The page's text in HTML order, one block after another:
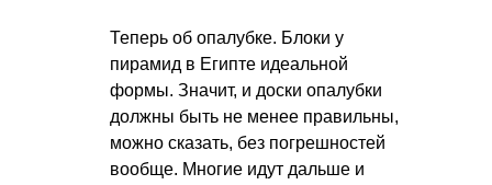
Теперь об опалубке. Блоки у
пирамид в Египте идеальной
формы. Значит, и доски опалубки
должны быть не менее правильны,
можно сказать, без погрешностей
вообще. Многие идут дальше и